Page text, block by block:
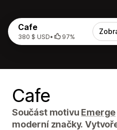
Cafe
380 $ USD• 97%
Cafe
Součást motivu Emerge
moderní značky.